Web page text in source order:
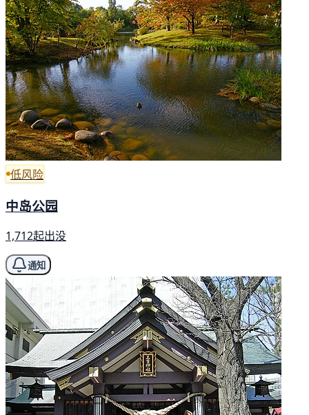
低风险
中岛公园
1,712起出没
通知